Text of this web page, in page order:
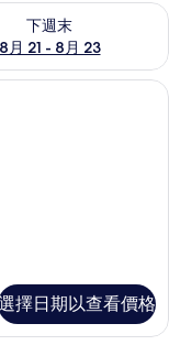
下週末
8月 21 - 8月 23
(8月 21 - 8月 23)
| 埃及棉床單、高級寢具
擇日期以查看價格